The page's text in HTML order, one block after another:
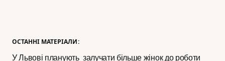
ОСТАННІ МАТЕРІАЛИ:
У Львові планують залучати більше жінок до роботи